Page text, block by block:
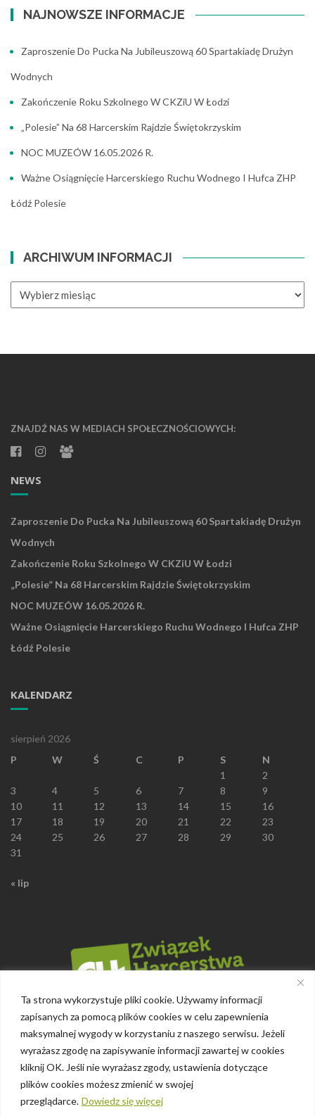
Ta strona wykorzystuje pliki cookie. Używamy informacji
zapisanych za pomocą plików cookies w celu zapewnienia
maksymalnej wygody w korzystaniu z naszego serwisu. Jeżeli
wyrażasz zgodę na zapisywanie informacji zawartej w cookies
kliknij OK. Jeśli nie wyrażasz zgody, ustawienia dotyczące
plików cookies możesz zmienić w swojej
przeglądarce. Dowiedz się więcej
NAJNOWSZE INFORMACJE
Zaproszenie Do Pucka Na Jubileuszową 60 Spartakiadę Drużyn
Wodnych
Zakończenie Roku Szkolnego W CKZiU W Łodzi
„Polesie” Na 68 Harcerskim Rajdzie Świętokrzyskim
NOC MUZEÓW 16.05.2026 R.
Ważne Osiągnięcie Harcerskiego Ruchu Wodnego I Hufca ZHP
Łódź Polesie
ARCHIWUM INFORMACJI
INFORMACJI
ZNAJDŹ NAS W MEDIACH SPOŁECZNOŚCIOWYCH:
NEWS
Zaproszenie Do Pucka Na Jubileuszową 60 Spartakiadę Drużyn
Wodnych
Zakończenie Roku Szkolnego W CKZiU W Łodzi
„Polesie” Na 68 Harcerskim Rajdzie Świętokrzyskim
NOC MUZEÓW 16.05.2026 R.
Ważne Osiągnięcie Harcerskiego Ruchu Wodnego I Hufca ZHP
Łódź Polesie
KALENDARZ
sierpień 2026
P
W Ś C P S
N
1
2
3
4 5 6 7 8
9
10
11 12 13 14 15
16
17
18 19 20 21 22
23
24
25 26 27 28 29
30
31
« lip